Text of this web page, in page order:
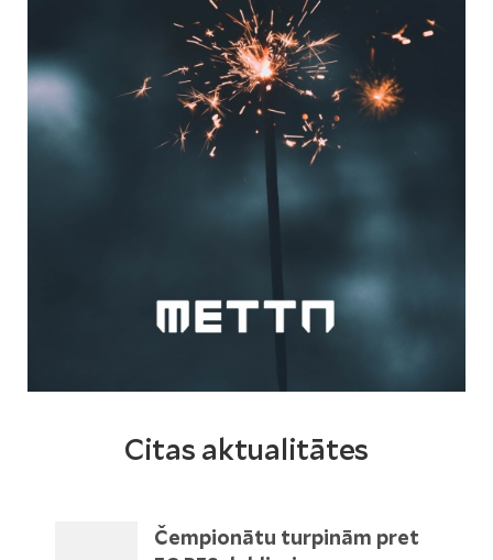
Citas aktualitātes
Čempionātu turpinām pret